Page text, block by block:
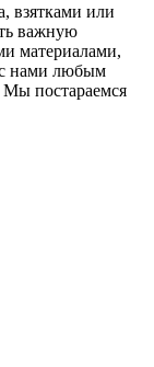
взятками или
важную
материалами,
нами любым
Мы постараемся